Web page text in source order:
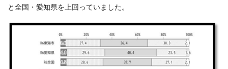
と全国・愛知県を上回っていました。